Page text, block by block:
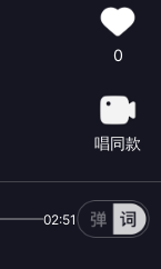
0
唱同款
02:51